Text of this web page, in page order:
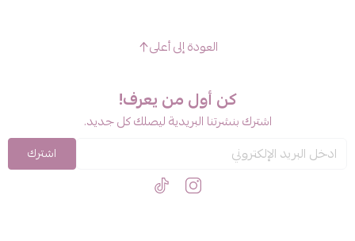
العودة إلى أعلى
كن أول من يعرف!
اشترك بنشرتنا البريدية ليصلك كل جديد.
اشترك